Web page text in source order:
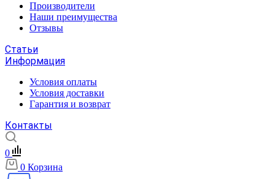
Производители
Наши преимущества
Отзывы
Статьи
Информация
Условия оплаты
Условия доставки
Гарантия и возврат
Контакты
0
0 Корзина